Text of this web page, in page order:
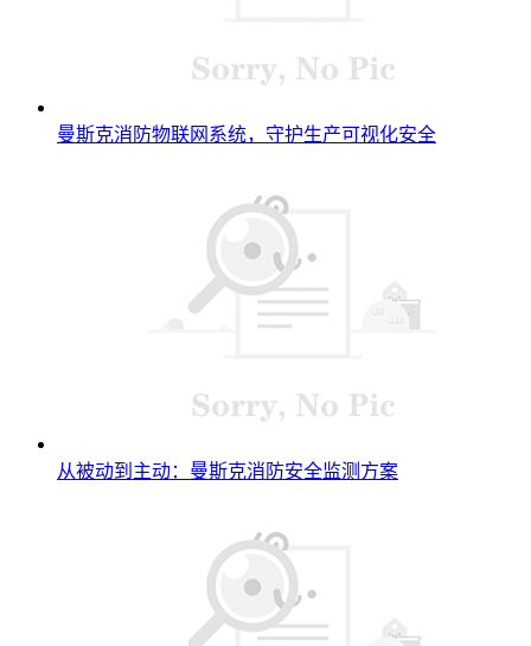
曼斯克消防物联网系统，守护生产可视化安全
从被动到主动：曼斯克消防安全监测方案